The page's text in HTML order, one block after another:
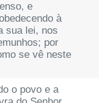
e
à
sua lei, nos
por
se vê neste
o povo e a